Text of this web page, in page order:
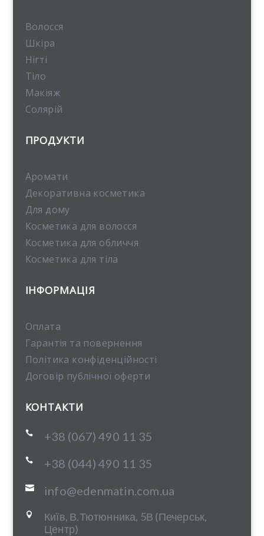
Волосся
Шкіра
Нігті
Тіло
Макіяж
Солярій
ПРОДУКТИ
Аромати
Декоративна косметика
Для дому
Косметика для волосся
Косметика для обличчя
Косметика для тіла
ІНФОРМАЦІЯ
Оплата
Гарантія та повернення
Політика конфіденційності
Договір публічної оферти
КОНТАКТИ
 +38 (067) 490 11 35
 +38 (044) 490 11 35
 info@edenmatin.com.ua

Київ, В.Тютюнника, 5В (Печерськ,
Центр)